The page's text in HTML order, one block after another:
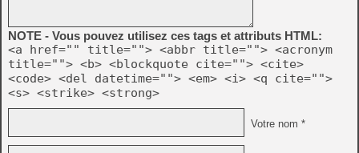
NOTE - Vous pouvez utilisez ces tags et attributs HTML:
<a href="" title=""> <abbr title=""> <acronym
title=""> <b> <blockquote cite=""> <cite>
<code> <del datetime=""> <em> <i> <q cite="">
<s> <strike> <strong>
Votre nom *